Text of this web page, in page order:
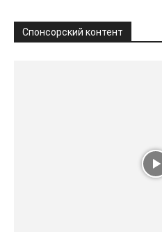
Спонсорский контент